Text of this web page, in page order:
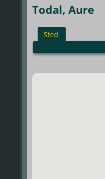
Todal, Aure
Sted